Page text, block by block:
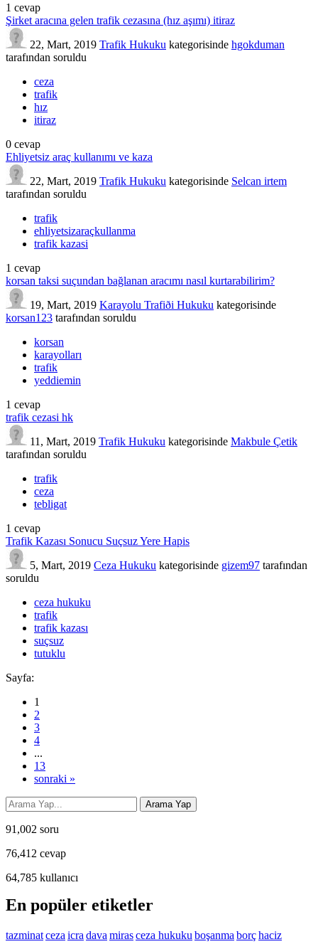
1 cevap
Şirket aracına gelen trafik cezasına (hız aşımı) itiraz
22, Mart, 2019 Trafik Hukuku kategorisinde hgokduman
tarafından soruldu
ceza
trafik
hız
itiraz
0 cevap
Ehliyetsiz araç kullanımı ve kaza
22, Mart, 2019 Trafik Hukuku kategorisinde Selcan irtem
tarafından soruldu
trafik
ehliyetsizaraçkullanma
trafik kazasi
1 cevap
korsan taksi suçundan bağlanan aracımı nasıl kurtarabilirim?
19, Mart, 2019 Karayolu Trafiði Hukuku kategorisinde
korsan123 tarafından soruldu
korsan
karayolları
trafik
yeddiemin
1 cevap
trafik cezasi hk
11, Mart, 2019 Trafik Hukuku kategorisinde Makbule Çetik
tarafından soruldu
trafik
ceza
tebligat
1 cevap
Trafik Kazası Sonucu Suçsuz Yere Hapis
5, Mart, 2019 Ceza Hukuku kategorisinde gizem97 tarafından
soruldu
ceza hukuku
trafik
trafik kazası
suçsuz
tutuklu
Sayfa:
1
2
3
4
...
13
sonraki »
91,002 soru
76,412 cevap
64,785 kullanıcı
En popüler etiketler
tazminatceza icra dava mirasceza hukuku boşanma borçhaciz